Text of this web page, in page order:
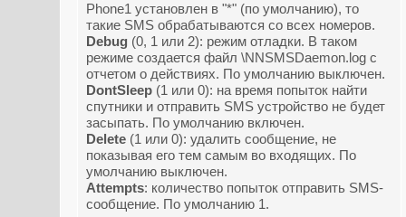
Phone1 установлен в "*" (по умолчанию), то
такие SMS обрабатываются со всех номеров.
Debug (0, 1 или 2): режим отладки. В таком
режиме создается файл \NNSMSDaemon.log с
отчетом о действиях. По умолчанию выключен.
DontSleep (1 или 0): на время попыток найти
спутники и отправить SMS устройство не будет
засыпать. По умолчанию включен.
Delete (1 или 0): удалить сообщение, не
показывая его тем самым во входящих. По
умолчанию выключен.
Attempts: количество попыток отправить SMS-
сообщение. По умолчанию 1.